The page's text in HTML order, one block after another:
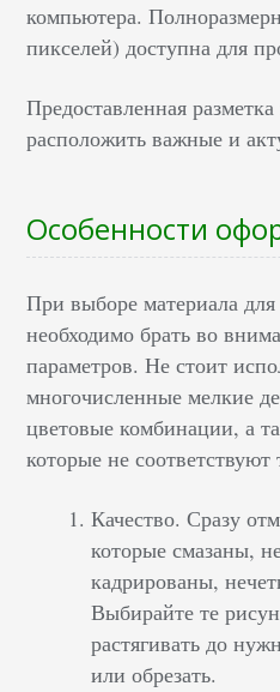
компьютера.
пикселей) доступна для
Предоставленная
расположить важные и
Особенности
При выборе материала
необходимо брать во
параметров. Не стоит
многочисленные мелкие
цветовые комбинации, а
которые не
Качество. Сразу
которые смазаны,
кадрированы,
Выбирайте те
растягивать до
или обрезать.